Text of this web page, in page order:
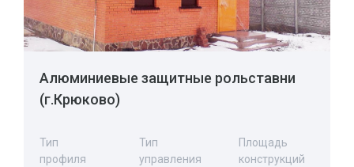
Алюминиевые защитные рольставни
(г.Крюково)
Тип
профиля
Тип
управления
Площадь
конструкций